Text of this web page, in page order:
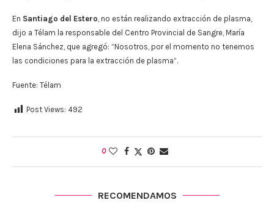
En Santiago del Estero, no están realizando extracción de plasma,
dijo a Télam la responsable del Centro Provincial de Sangre, María
Elena Sánchez, que agregó: “Nosotros, por el momento no tenemos
las condiciones para la extracción de plasma”.
Fuente: Télam
Post Views: 492
0
RECOMENDAMOS